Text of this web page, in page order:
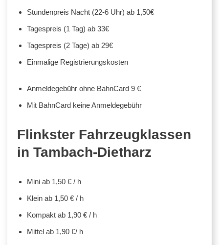
Stundenpreis Nacht (22-6 Uhr) ab 1,50€
Tagespreis (1 Tag) ab 33€
Tagespreis (2 Tage) ab 29€
Einmalige Registrierungskosten
Anmeldegebühr ohne BahnCard 9 €
Mit BahnCard keine Anmeldegebühr
Flinkster Fahrzeugklassen
in Tambach-Dietharz
Mini ab 1,50 € / h
Klein ab 1,50 € / h
Kompakt ab 1,90 € / h
Mittel ab 1,90 €/ h